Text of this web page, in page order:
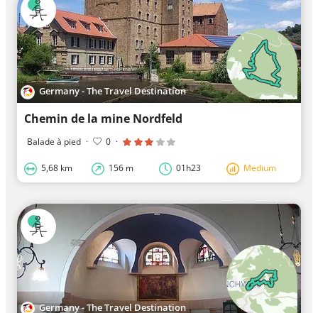
Germany - The Travel Destination
Chemin de la mine Nordfeld
Balade à pied · 0 ·
5,68 km 156 m 01h23 Medium
Germany - The Travel Destination